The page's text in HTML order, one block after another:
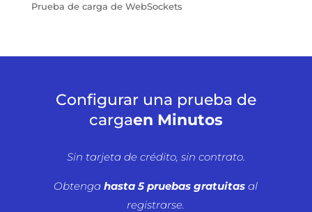
Prueba de carga de WebSockets
Configurar una prueba de
cargaen Minutos
Sin tarjeta de crédito, sin contrato.
Obtengahasta 5 pruebas gratuitas al
registrarse.